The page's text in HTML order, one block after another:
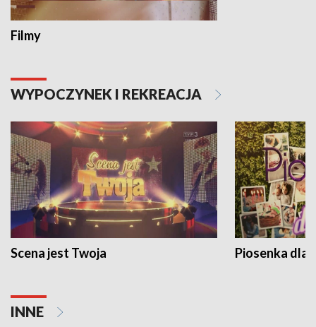
Filmy
WYPOCZYNEK I REKREACJA
Scena jest Twoja Piosenka dla
INNE